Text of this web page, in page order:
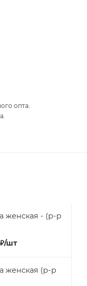
опта.
женская - (р-р
₽/шт
женская (р-р